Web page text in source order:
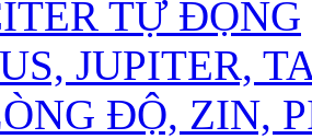
TỰ ĐỘNG
JUPITER,
ĐỘ, ZIN,